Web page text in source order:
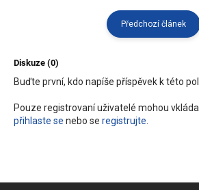
Předchozí článek
Diskuze (0)
Buďte první, kdo napíše příspěvek k této
Pouze registrovaní uživatelé mohou
přihlaste se nebo se registrujte